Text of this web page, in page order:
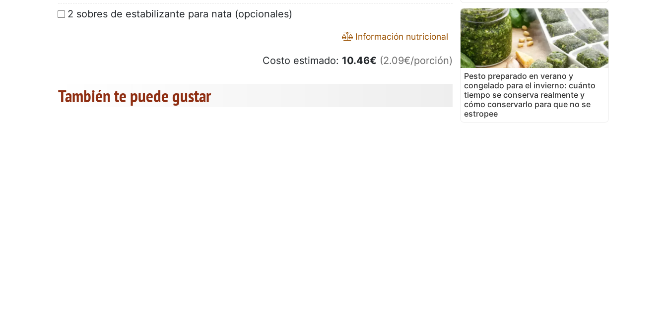
2 sobres de estabilizante para nata (opcionales)
Información nutricional
Costo estimado: 10.46€ (2.09€/porción)
También te puede gustar
Pesto preparado en verano y
congelado para el invierno: cuánto
tiempo se conserva realmente y
cómo conservarlo para que no se
estropee